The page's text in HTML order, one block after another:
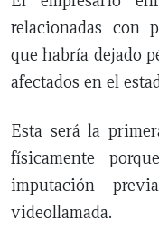
relacionadas con
que habría dejado
afectados en el
Esta será la
físicamente
imputación
videollamada.